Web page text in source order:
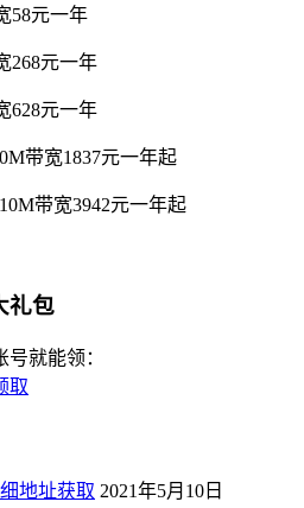
58元一年
268元一年
628元一年
带宽1837元一年起
带宽3942元一年起
礼包
就能领：
取
地址获取 2021年5月10日